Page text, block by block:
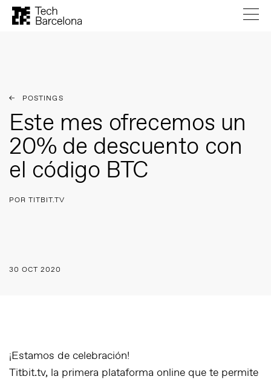
POSTINGS
Este mes ofrecemos un
20% de descuento con
el código BTC
POR TITBIT.TV
30 OCT 2020
¡Estamos de celebración!
Titbit.tv, la primera plataforma online que te permite